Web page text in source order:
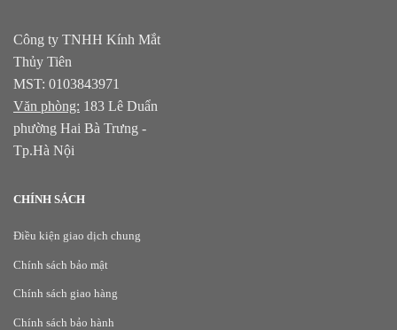
Công ty TNHH Kính Mắt
Thủy Tiên
MST: 0103843971
Văn phòng: 183 Lê Duẩn
phường Hai Bà Trưng -
Tp.Hà Nội
CHÍNH SÁCH
Điều kiện giao dịch chung
Chính sách bảo mật
Chính sách giao hàng
Chính sách bảo hành